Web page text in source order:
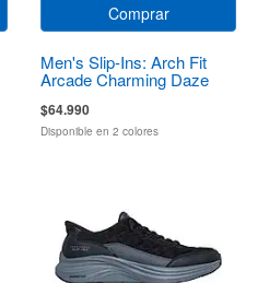
Comprar
Men's Slip-Ins: Arch Fit
Arcade Charming Daze
$64.990
Disponible en 2 colores